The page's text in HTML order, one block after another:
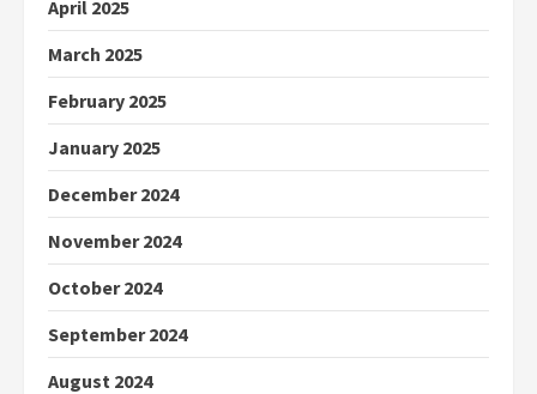
April 2025
March 2025
February 2025
January 2025
December 2024
November 2024
October 2024
September 2024
August 2024